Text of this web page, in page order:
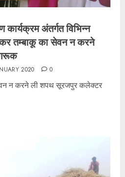
कार्यक्रम अंतर्गत विभिन्न
तम्बाकू का सेवन न करने
2020 0
न करने ली शपथ सूरजपुर कलेक्टर